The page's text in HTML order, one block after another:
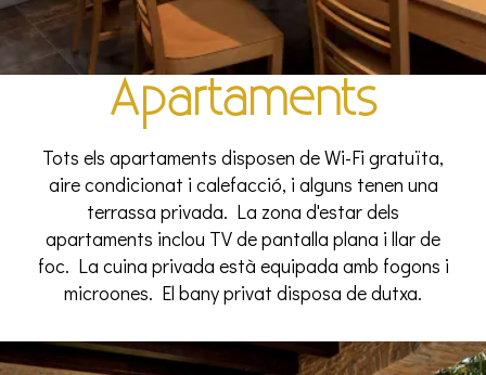
Apartaments
Tots els apartaments disposen de Wi-Fi gratuïta,
aire condicionat i calefacció, i alguns tenen una
terrassa privada. La zona d'estar dels
apartaments inclou TV de pantalla plana i llar de
foc. La cuina privada està equipada amb fogons i
microones. El bany privat disposa de dutxa.